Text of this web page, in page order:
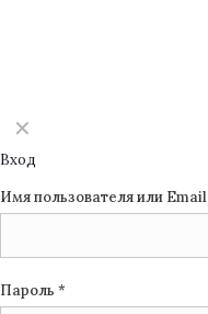
✕
Вход
Имя пользователя или Email
Пароль *